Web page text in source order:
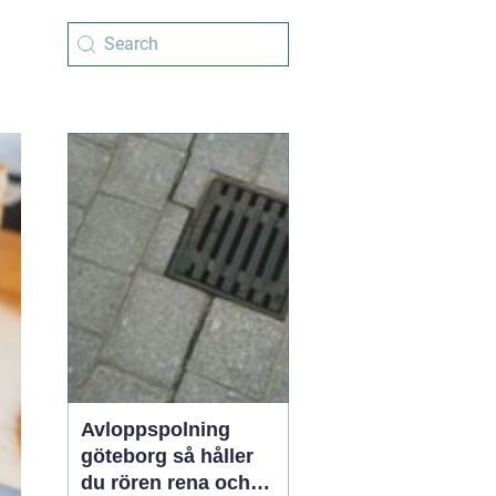
Avloppspolning
göteborg så håller
du rören rena och